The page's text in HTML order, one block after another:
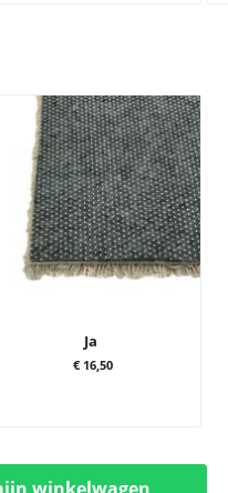
Ja
€ 16,50